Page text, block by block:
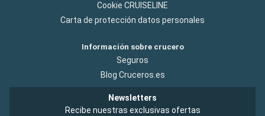
Cookie CRUISELINE
Carta de protección datos personales
Información sobre crucero
Seguros
Blog Cruceros.es
Newsletters
Recibe nuestras exclusivas ofertas